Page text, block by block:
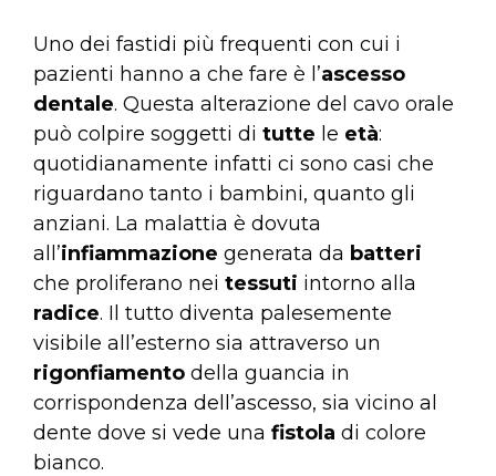
Uno dei fastidi più frequenti con cui i
pazienti hanno a che fare è l’ascesso
dentale. Questa alterazione del cavo orale
può colpire soggetti di tutte le età:
quotidianamente infatti ci sono casi che
riguardano tanto i bambini, quanto gli
anziani. La malattia è dovuta
all’infiammazione generata da batteri
che proliferano nei tessuti intorno alla
radice. Il tutto diventa palesemente
visibile all’esterno sia attraverso un
rigonfiamento della guancia in
corrispondenza dell’ascesso, sia vicino al
dente dove si vede una fistola di colore
bianco.